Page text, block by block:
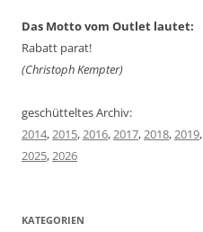
Das Motto vom Outlet lautet:
Rabatt parat!
(Christoph Kempter)
geschütteltes Archiv:
2014,2015,2016,2017,2018,2019,
2025,2026
KATEGORIEN